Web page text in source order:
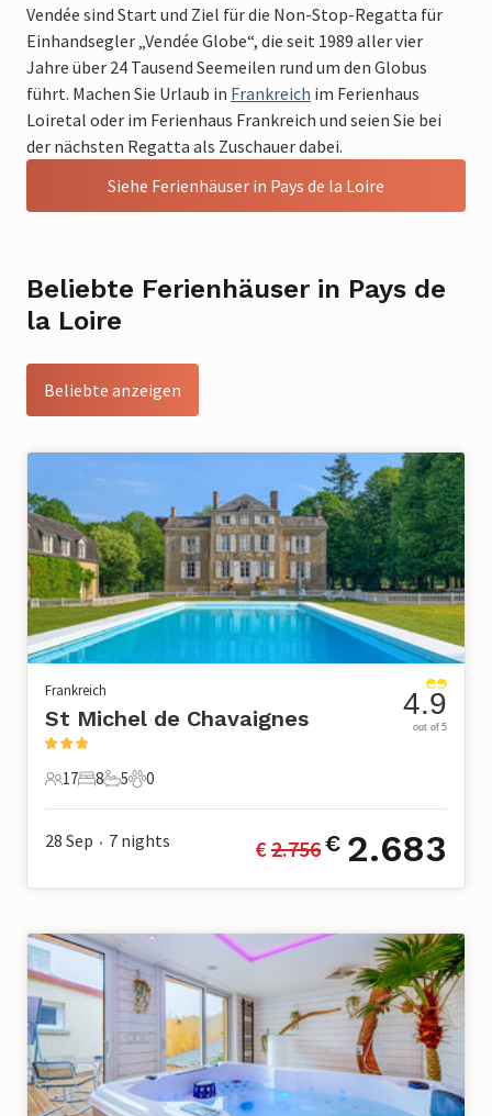
Vendée sind Start und Ziel für die Non-Stop-Regatta für
Einhandsegler „Vendée Globe“, die seit 1989 aller vier
Jahre über 24 Tausend Seemeilen rund um den Globus
führt. Machen Sie Urlaub in Frankreich im Ferienhaus
Loiretal oder im Ferienhaus Frankreich und seien Sie bei
der nächsten Regatta als Zuschauer dabei.
Siehe Ferienhäuser in Pays de la Loire
Beliebte Ferienhäuser in Pays de
la Loire
Beliebte anzeigen
Frankreich
St Michel de Chavaignes
17 Gäste
17
8 Schlafzimmer
8
5 Badezimmer
5
0 Haustiere
0
4.9
out of 5
28 Sep • 7 nights € 2.756€ 2.683